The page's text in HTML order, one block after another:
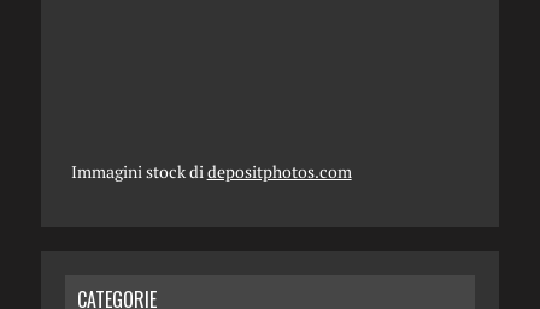
Immagini stock didepositphotos.com
CATEGORIE